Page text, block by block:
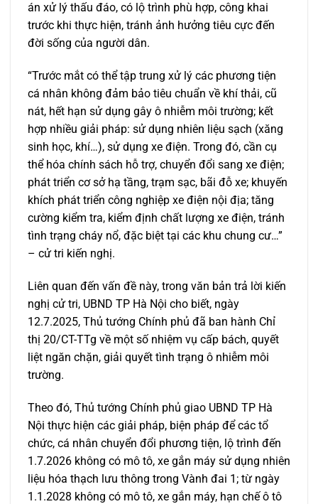
án xử lý thấu đáo, có lộ trình phù hợp, công khai
trước khi thực hiện, tránh ảnh hưởng tiêu cực đến
đời sống của người dân.
“Trước mắt có thể tập trung xử lý các phương tiện
cá nhân không đảm bảo tiêu chuẩn về khí thải, cũ
nát, hết hạn sử dụng gây ô nhiễm môi trường; kết
hợp nhiều giải pháp: sử dụng nhiên liệu sạch (xăng
sinh học, khí…), sử dụng xe điện. Trong đó, cần cụ
thể hóa chính sách hỗ trợ, chuyển đổi sang xe điện;
phát triển cơ sở hạ tầng, trạm sạc, bãi đỗ xe; khuyến
khích phát triển công nghiệp xe điện nội địa; tăng
cường kiểm tra, kiểm định chất lượng xe điện, tránh
tình trạng cháy nổ, đặc biệt tại các khu chung cư…”
– cử tri kiến nghị.
Liên quan đến vấn đề này, trong văn bản trả lời kiến
nghị cử tri, UBND TP Hà Nội cho biết, ngày
12.7.2025, Thủ tướng Chính phủ đã ban hành Chỉ
thị 20/CT-TTg về một số nhiệm vụ cấp bách, quyết
liệt ngăn chặn, giải quyết tình trạng ô nhiễm môi
trường.
Theo đó, Thủ tướng Chính phủ giao UBND TP Hà
Nội thực hiện các giải pháp, biện pháp để các tổ
chức, cá nhân chuyển đổi phương tiện, lộ trình đến
1.7.2026 không có mô tô, xe gắn máy sử dụng nhiên
liệu hóa thạch lưu thông trong Vành đai 1; từ ngày
1.1.2028 không có mô tô, xe gắn máy, hạn chế ô tô